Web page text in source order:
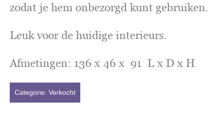
zodat je hem onbezorgd kunt gebruiken.
Leuk voor de huidige interieurs.
Afmetingen: 136 x 46 x 91 L x D x H
Categorie: Verkocht